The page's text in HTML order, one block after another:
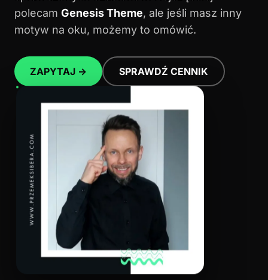
polecam Genesis Theme, ale jeśli masz inny
motyw na oku, możemy to omówić.
ZAPYTAJ → SPRAWDŹ CENNIK